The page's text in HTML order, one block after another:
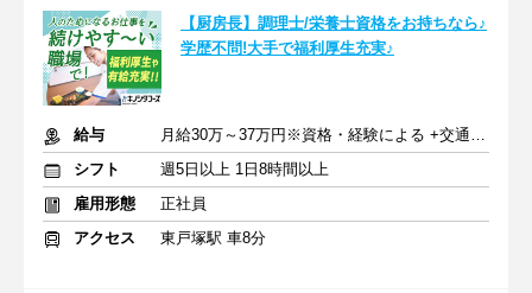
【厨房長】調理士/栄養士資格をお持ちなら♪
学歴不問!大手で福利厚生充実♪
給与
月給30万～37万円※資格・経験による +交通費支給
シフト
週5日以上 1日8時間以上
雇用形態
正社員
アクセス
東戸塚駅 車8分